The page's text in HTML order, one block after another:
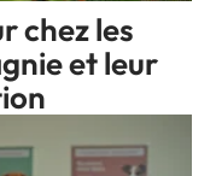
chez les
et leur